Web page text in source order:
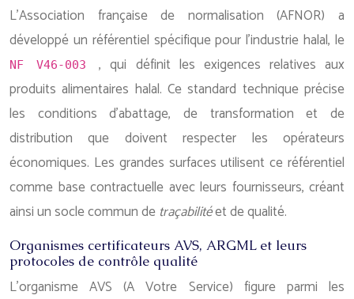
L’Association française de normalisation (AFNOR) a
développé un référentiel spécifique pour l’industrie halal, le
NF V46-003, qui définit les exigences relatives aux
produits alimentaires halal. Ce standard technique précise
les conditions d’abattage, de transformation et de
distribution que doivent respecter les opérateurs
économiques. Les grandes surfaces utilisent ce référentiel
comme base contractuelle avec leurs fournisseurs, créant
ainsi un socle commun de traçabilitéet de qualité.
Organismes certificateurs AVS, ARGML et leurs
protocoles de contrôle qualité
L’organisme AVS (A Votre Service) figure parmi les